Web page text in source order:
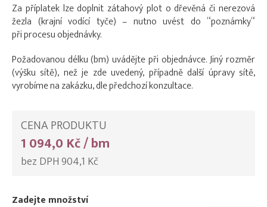
Za příplatek lze doplnit zátahový plot o dřevěná či nerezová
žezla (krajní vodící tyče) – nutno uvést do “poznámky“
při procesu objednávky.
Požadovanou délku (bm) uvádějte při objednávce. Jiný rozměr
(výšku sítě), než je zde uvedený, případně další úpravy sítě,
vyrobíme na zakázku, dle předchozí konzultace.
CENA PRODUKTU
1 094,0 Kč / bm
bez DPH 904,1 Kč
Zadejte množství